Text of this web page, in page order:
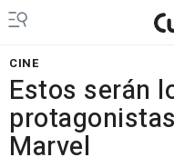
CINE
Estos serán
Marvel